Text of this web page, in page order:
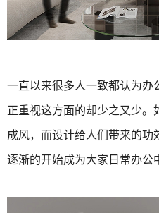
一直以来很多人一致都认为办
正重视这方面的却少之又少
成风，而设计给人们带来的功
逐渐的开始成为大家日常办公